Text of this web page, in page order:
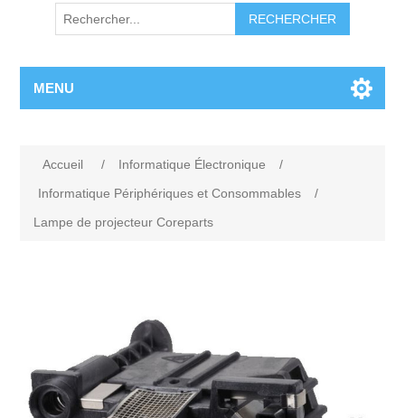
RECHERCHER
MENU
Accueil / Informatique Électronique
/
Informatique Périphériques et Consommables
/
Lampe de projecteur Coreparts